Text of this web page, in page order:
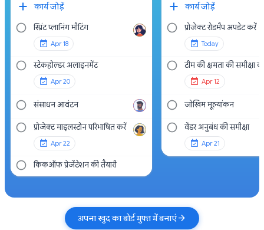
कार्य जोड़ें
स्प्रिंट प्लानिंग मीटिंग
Apr 18
स्टेकहोल्डर अलाइनमेंट
Apr 20
संसाधन आवंटन
प्रोजेक्ट माइलस्टोन परिभाषित करें
Apr 22
किकऑफ प्रेजेंटेशन की तैयारी
कार्य जोड़ें
प्रोजेक्ट रोडमैप अपडेट करें
Today
टीम की क्षमता की समीक्षा
Apr 12
जोखिम मूल्यांकन
वेंडर अनुबंध की समीक्षा
Apr 21
अपना खुद का बोर्ड मुफ्त में बनाएंarrow_forward